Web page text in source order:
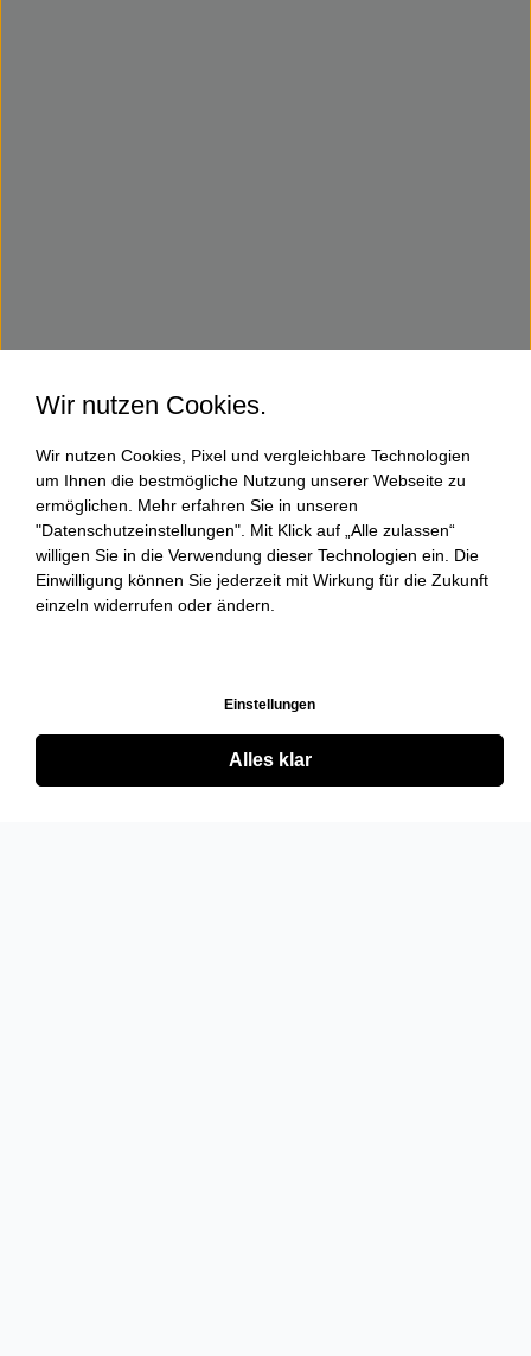
Wir nutzen Cookies.
Wir nutzen Cookies, Pixel und vergleichbare Technologien
um Ihnen die bestmögliche Nutzung unserer Webseite zu
ermöglichen. Mehr erfahren Sie in unseren
"Datenschutzeinstellungen". Mit Klick auf „Alle zulassen“
willigen Sie in die Verwendung dieser Technologien ein. Die
Einwilligung können Sie jederzeit mit Wirkung für die Zukunft
einzeln widerrufen oder ändern.
Einstellungen
Alles klar